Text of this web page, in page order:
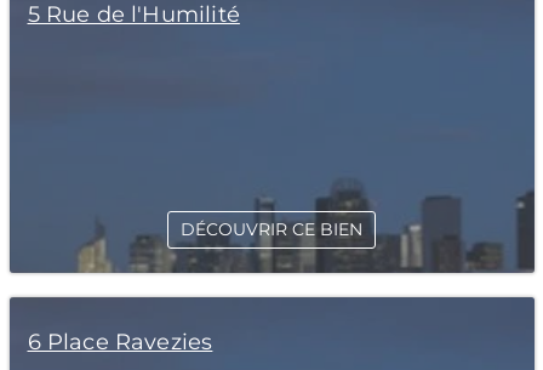
5 Rue de l'Humilité
DÉCOUVRIR CE BIEN
6 Place Ravezies